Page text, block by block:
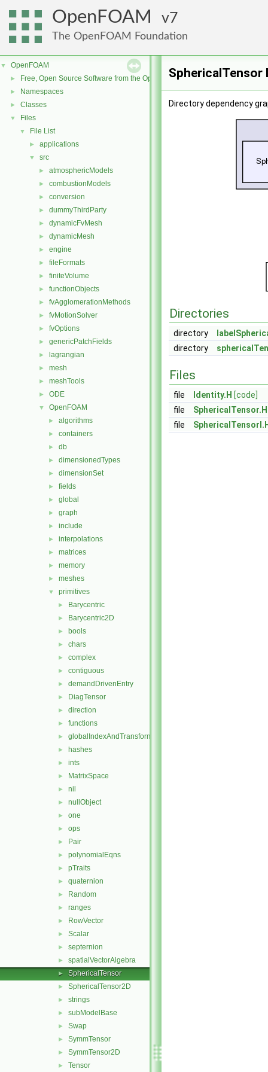
OpenFOAM 7
The OpenFOAM Foundation
▼ OpenFOAM
► Free, Open Source Software from the OpenFOAM Foundation
► Namespaces
► Classes
▼ Files
▼ File List
► applications
▼ src
► atmosphericModels
► combustionModels
► conversion
► dummyThirdParty
► dynamicFvMesh
► dynamicMesh
► engine
► fileFormats
► finiteVolume
► functionObjects
► fvAgglomerationMethods
► fvMotionSolver
► fvOptions
► genericPatchFields
► lagrangian
► mesh
► meshTools
► ODE
▼ OpenFOAM
► algorithms
► containers
► db
► dimensionedTypes
► dimensionSet
► fields
► global
► graph
► include
► interpolations
► matrices
► memory
► meshes
▼ primitives
► Barycentric
► Barycentric2D
► bools
► chars
► complex
► contiguous
► demandDrivenEntry
► DiagTensor
► direction
► functions
► globalIndexAndTransform
► hashes
► ints
► MatrixSpace
► nil
► nullObject
► one
► ops
► Pair
► polynomialEqns
► pTraits
► quaternion
► Random
► ranges
► RowVector
► Scalar
► septernion
► spatialVectorAlgebra
► SphericalTensor
► SphericalTensor2D
► strings
► subModelBase
► Swap
► SymmTensor
► SymmTensor2D
► Tensor
SphericalTensor
Directory dependency
Directories
directory
directory
Files
file Identity.H [code]
file
SphericalTensor.H
file